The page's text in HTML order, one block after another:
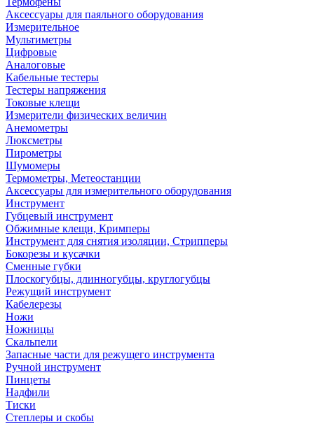
Аксессуары для паяльного оборудования
Измерительное
Мультиметры
Цифровые
Аналоговые
Кабельные тестеры
Тестеры напряжения
Токовые клещи
Измерители физических величин
Анемометры
Люксметры
Пирометры
Шумомеры
Термометры, Метеостанции
Аксессуары для измерительного оборудования
Инструмент
Губцевый инструмент
Обжимные клещи, Кримперы
Инструмент для снятия изоляции, Стрипперы
Бокорезы и кусачки
Сменные губки
Плоскогубцы, длинногубцы, круглогубцы
Режущий инструмент
Кабелерезы
Ножи
Ножницы
Скальпели
Запасные части для режущего инструмента
Ручной инструмент
Пинцеты
Надфили
Тиски
Степлеры и скобы